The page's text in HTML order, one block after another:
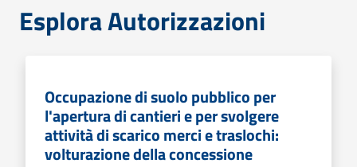
Esplora Autorizzazioni
Occupazione di suolo pubblico per
l'apertura di cantieri e per svolgere
attività di scarico merci e traslochi:
volturazione della concessione